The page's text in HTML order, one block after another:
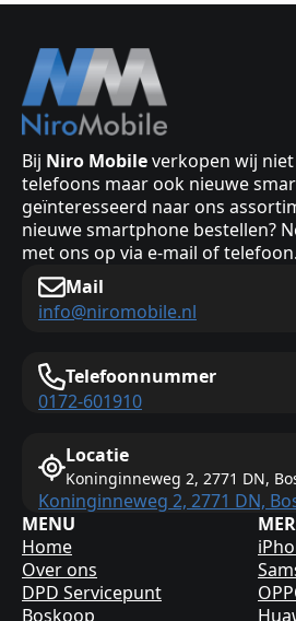
Bij Niro Mobileverkopen wij
telefoons maar ook nieuwe
geïnteresseerd naar ons
nieuwe smartphone bestellen?
met ons op via e-mail of telefoon.
Mail
info@niromobile.nl
Telefoonnummer
0172-601910
Locatie
Koninginneweg 2, 2771 DN,
Koninginneweg 2, 2771 DN,
MENU
Home
Over ons
DPD Servicepunt
Boskoop